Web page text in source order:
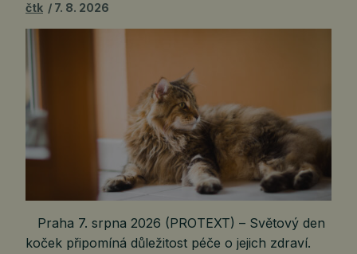
čtk 7. 8. 2026
Praha 7. srpna 2026 (PROTEXT) – Světový den
koček připomíná důležitost péče o jejich zdraví.